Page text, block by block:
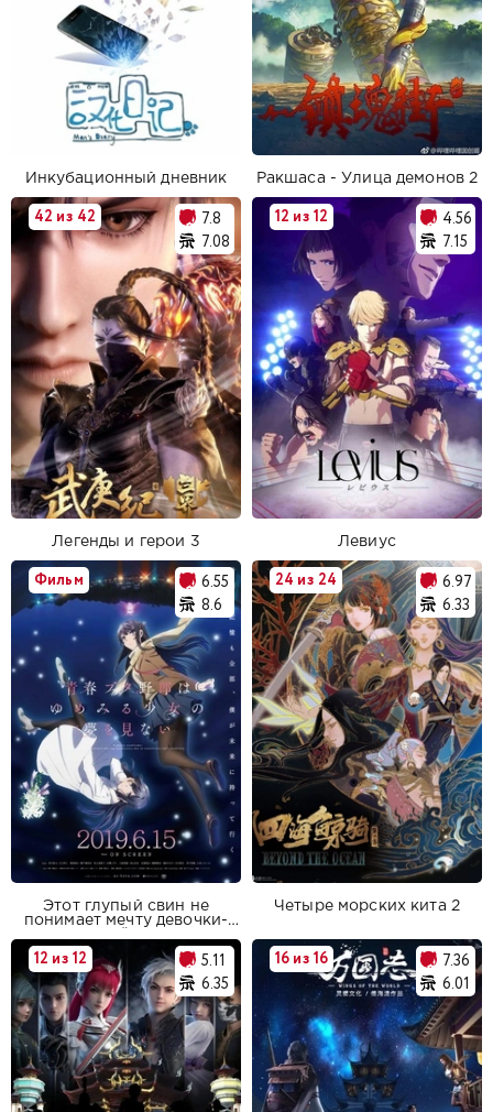
Инкубационный дневник Ракшаса - Улица демонов 2
Легенды и герои 3
42 из 42
7.8
7.08
Левиус
12 из 12
4.56
7.15
Этот глупый свин не
понимает мечту девочки-
Фильм
6.55
8.6
Четыре морских кита 2
24 из 24
6.97
6.33
12 из 12
5.11
6.35
16 из 16
7.36
6.01